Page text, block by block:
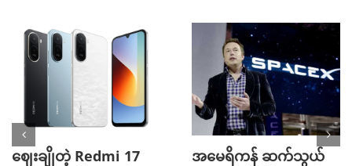
ဈေးချိုတဲ့ Redmi 17
အမေရိကန် ဆက်သွယ်